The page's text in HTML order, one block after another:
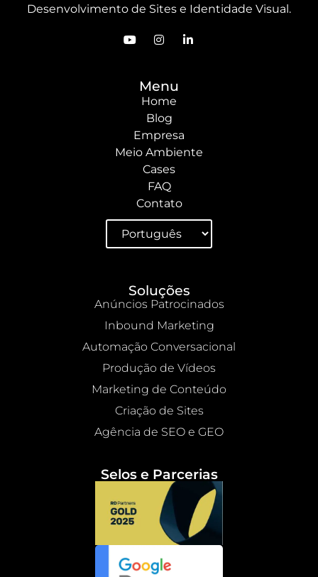
Desenvolvimento de Sites e Identidade Visual.
Menu
Home
Blog
Empresa
Meio Ambiente
Cases
FAQ
Contato
Soluções
Anúncios Patrocinados
Inbound Marketing
Automação Conversacional
Produção de Vídeos
Marketing de Conteúdo
Criação de Sites
Agência de SEO e GEO
Selos e Parcerias